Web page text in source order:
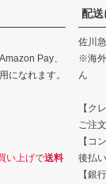
Pay、
になれます。
い上げで送料
配送
佐川
※海外
ん
【ク
ご注
【コ
後払
【銀